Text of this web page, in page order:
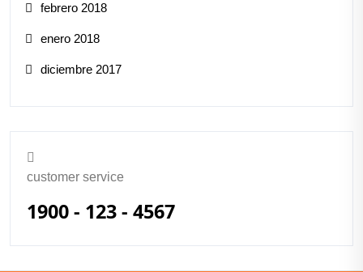
febrero 2018
enero 2018
diciembre 2017
customer service
1900 - 123 - 4567